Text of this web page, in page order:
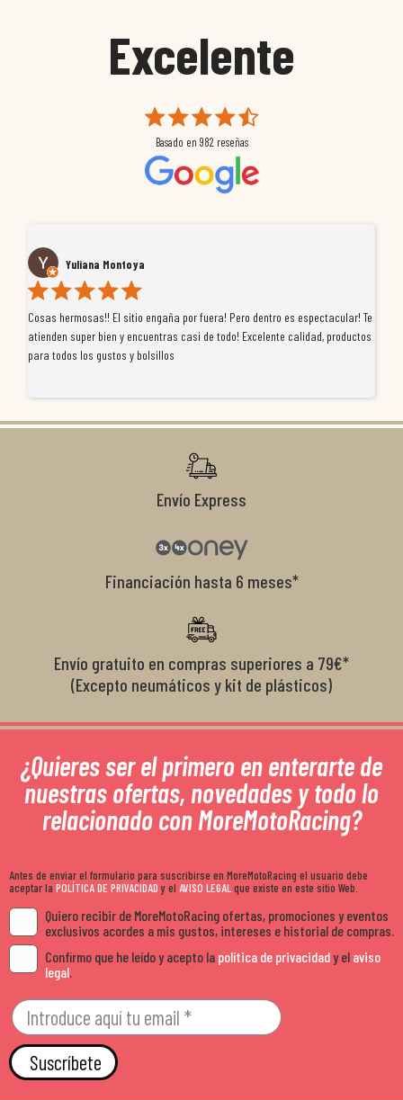
Excelente
Basado en 982 reseñas
Yuliana Montoya
Cosas hermosas!! El sitio engaña por fuera! Pero dentro es espectacular! Te
atienden super bien y encuentras casi de todo! Excelente calidad, productos
para todos los gustos y bolsillos
Envío Express
Financiación hasta 6 meses*
Envío gratuito en compras superiores a 79€*
(Excepto neumáticos y kit de plásticos)
¿Quieres ser el primero en enterarte de
nuestras ofertas, novedades y todo lo
relacionado con MoreMotoRacing?
Antes de enviar el formulario para suscribirse en MoreMotoRacing el usuario debe
aceptar la POLÍTICA DE PRIVACIDADy el AVISO LEGALque existe en este sitio Web.
Quiero recibir de MoreMotoRacing ofertas, promociones y eventos
exclusivos acordes a mis gustos, intereses e historial de compras.
Confirmo que he leído y acepto la política de privacidady el aviso
legal
Suscríbete